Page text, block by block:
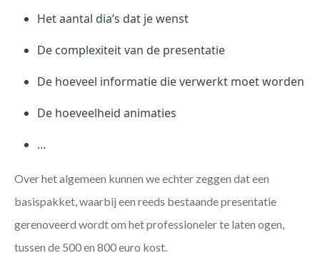
Het aantal dia’s dat je wenst
De complexiteit van de presentatie
De hoeveel informatie die verwerkt moet worden
De hoeveelheid animaties
…
Over het algemeen kunnen we echter zeggen dat een
basispakket, waarbij een reeds bestaande presentatie
gerenoveerd wordt om het professioneler te laten ogen,
tussen de 500 en 800 euro kost.